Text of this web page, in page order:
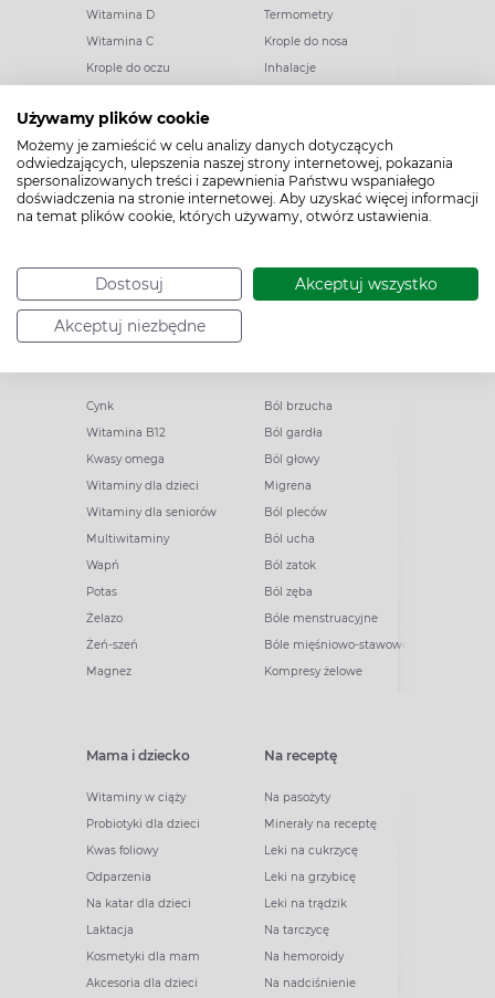
Używamy plików cookie
Możemy je zamieścić w celu analizy danych dotyczących
odwiedzających, ulepszenia naszej strony internetowej, pokazania
spersonalizowanych treści i zapewnienia Państwu wspaniałego
doświadczenia na stronie internetowej. Aby uzyskać więcej informacji
na temat plików cookie, których używamy, otwórz ustawienia.
Dostosuj Akceptuj wszystko
Akceptuj niezbędne
Witamina D
Witamina C
Krople do oczu
Paracetamol
Ibuprofen
Melatonina
Elektrolity
Woda morska
Termometry
Krople do nosa
Inhalacje
Olejki eteryczne
Gorączka
Drapanie w gardle
Preparaty przeciwwirusowe
Odporność
Cynk
Witamina B12
Kwasy omega
Witaminy dla dzieci
Witaminy dla seniorów
Multiwitaminy
Wapń
Potas
Żelazo
Żeń-szeń
Magnez
Ból brzucha
Ból gardła
Ból głowy
Migrena
Ból pleców
Ból ucha
Ból zatok
Ból zęba
Bóle menstruacyjne
Bóle mięśniowo-stawowe
Kompresy żelowe
Mama i dziecko
Witaminy w ciąży
Probiotyki dla dzieci
Kwas foliowy
Odparzenia
Na katar dla dzieci
Laktacja
Kosmetyki dla mam
Akcesoria dla dzieci
Na receptę
Na pasożyty
Minerały na receptę
Leki na cukrzycę
Leki na grzybicę
Leki na trądzik
Na tarczycę
Na hemoroidy
Na nadciśnienie